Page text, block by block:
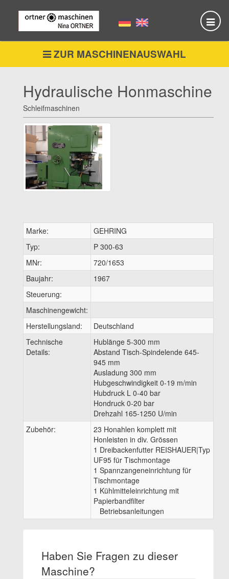
ZUR MASCHINENAUSWAHL
Hydraulische Honmaschine
Schleifmaschinen
Marke:
GEHRING
Typ:
P 300-63
MNr:
720/1653
Baujahr:
1967
Steuerung:
Maschinengewicht:
Herstellungsland:
Deutschland
Technische
Details:
Hublänge 5-300 mm
Abstand Tisch-Spindelende 645-
945 mm
Ausladung 300 mm
Hubgeschwindigkeit 0-19 m/min
Hubdruck L 0-40 bar
Hondruck 0-20 bar
Drehzahl 165-1250 U/min
Zubehör:
23 Honahlen komplett mit
Honleisten in div. Grössen
1 Dreibackenfutter REISHAUER|Typ
UF95 für Tischmontage
1 Spannzangeneinrichtung für
Tischmontage
1 Kühlmitteleinrichtung mit
Papierbandfilter
Betriebsanleitungen
Haben Sie Fragen zu dieser
Maschine?